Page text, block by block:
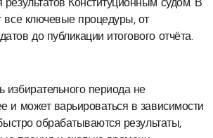
результатов Конституционным судом. В
все ключевые процедуры, от
до публикации итогового отчёта.
избирательного периода не
и может варьироваться в зависимости
обрабатываются результаты,